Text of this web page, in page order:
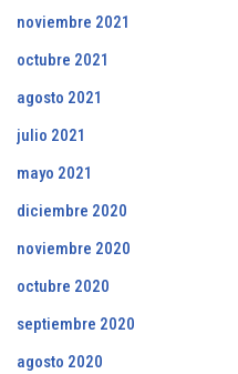
noviembre 2021
octubre 2021
agosto 2021
julio 2021
mayo 2021
diciembre 2020
noviembre 2020
octubre 2020
septiembre 2020
agosto 2020